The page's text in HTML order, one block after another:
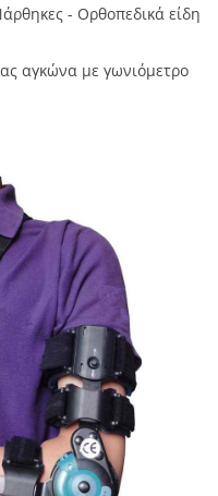
- Ορθοπεδικά είδη
αγκώνα με γωνιόμετρο